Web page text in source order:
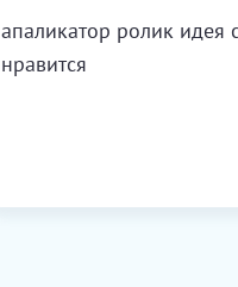
апаликатор ролик идея
нравится